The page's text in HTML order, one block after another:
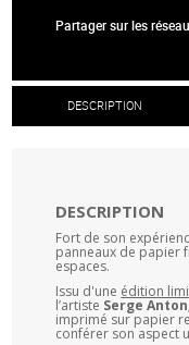
Partager sur les
DESCRIPTION
DESCRIPTION
Fort de son
panneaux de papier
espaces.
Issu d'une édition
l’artiste Serge
imprimé sur papier
conférer son aspect